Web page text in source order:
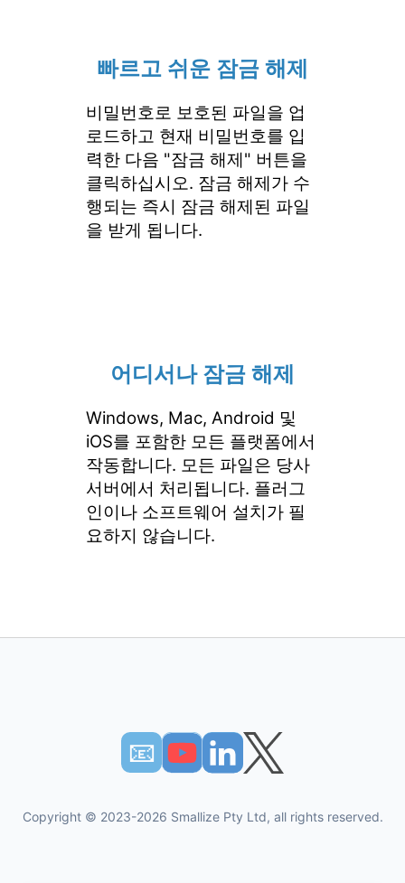
빠르고 쉬운 잠금 해제
비밀번호로 보호된 파일을 업
로드하고 현재 비밀번호를 입
력한 다음 "잠금 해제" 버튼을
클릭하십시오. 잠금 해제가 수
행되는 즉시 잠금 해제된 파일
을 받게 됩니다.
어디서나 잠금 해제
Windows, Mac, Android 및
iOS를 포함한 모든 플랫폼에서
작동합니다. 모든 파일은 당사
서버에서 처리됩니다. 플러그
인이나 소프트웨어 설치가 필
요하지 않습니다.
📧︎
Copyright © 2023-2026 Smallize Pty Ltd, all rights reserved.